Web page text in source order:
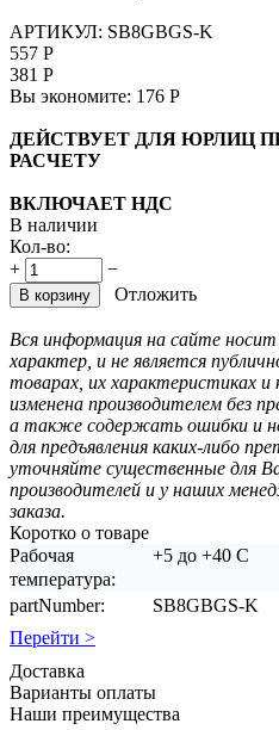
АРТИКУЛ: SB8GBGS-K
557 Р
381 Р
Вы экономите: 176 Р
ДЕЙСТВУЕТ ДЛЯ ЮРЛИЦ
РАСЧЕТУ
ВКЛЮЧАЕТ НДС
В наличии
Кол-во:
+
−
В корзину Отложить
Вся информация на сайте
характер, и не является
товарах, их характеристиках
изменена производителем без
а также содержать ошибки и
для предъявления каких-либо
уточняйте существенные для
производителей и у наших
заказа.
Коротко о товаре
Рабочая
температура:
+5 до +40 С
partNumber:
SB8GBGS-K
Перейти >
Доставка
Варианты оплаты
Наши преимущества